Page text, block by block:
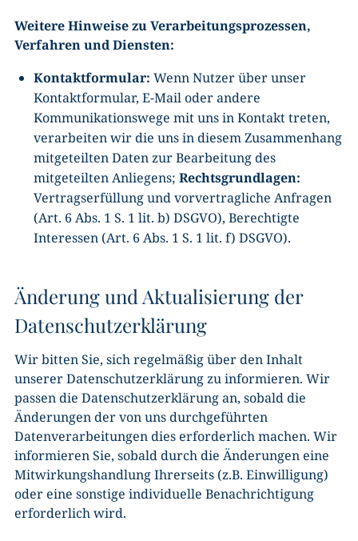
Weitere Hinweise zu Verarbeitungsprozessen,
Verfahren und Diensten:
Kontaktformular: Wenn Nutzer über unser
Kontaktformular, E-Mail oder andere
Kommunikationswege mit uns in Kontakt treten,
verarbeiten wir die uns in diesem Zusammenhang
mitgeteilten Daten zur Bearbeitung des
mitgeteilten Anliegens; Rechtsgrundlagen:
Vertragserfüllung und vorvertragliche Anfragen
(Art. 6 Abs. 1 S. 1 lit. b) DSGVO), Berechtigte
Interessen (Art. 6 Abs. 1 S. 1 lit. f) DSGVO).
Änderung und Aktualisierung der
Datenschutzerklärung
Wir bitten Sie, sich regelmäßig über den Inhalt
unserer Datenschutzerklärung zu informieren. Wir
passen die Datenschutzerklärung an, sobald die
Änderungen der von uns durchgeführten
Datenverarbeitungen dies erforderlich machen. Wir
informieren Sie, sobald durch die Änderungen eine
Mitwirkungshandlung Ihrerseits (z.B. Einwilligung)
oder eine sonstige individuelle Benachrichtigung
erforderlich wird.